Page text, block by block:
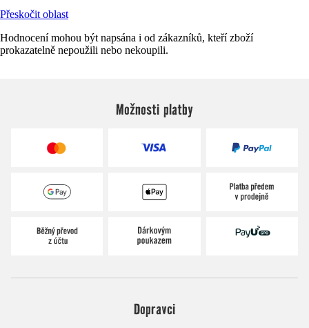
Přeskočit oblast
Hodnocení mohou být napsána i od zákazníků, kteří zboží
prokazatelně nepoužili nebo nekoupili.
Možnosti platby
Dopravci